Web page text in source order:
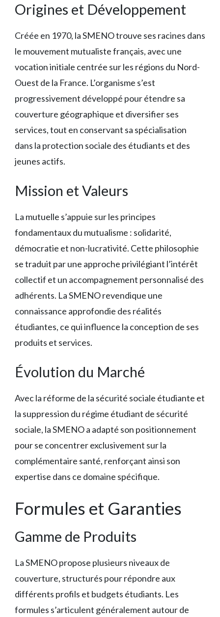
Origines et Développement
Créée en 1970, la SMENO trouve ses racines dans
le mouvement mutualiste français, avec une
vocation initiale centrée sur les régions du Nord-
Ouest de la France. L’organisme s’est
progressivement développé pour étendre sa
couverture géographique et diversifier ses
services, tout en conservant sa spécialisation
dans la protection sociale des étudiants et des
jeunes actifs.
Mission et Valeurs
La mutuelle s’appuie sur les principes
fondamentaux du mutualisme : solidarité,
démocratie et non-lucrativité. Cette philosophie
se traduit par une approche privilégiant l’intérêt
collectif et un accompagnement personnalisé des
adhérents. La SMENO revendique une
connaissance approfondie des réalités
étudiantes, ce qui influence la conception de ses
produits et services.
Évolution du Marché
Avec la réforme de la sécurité sociale étudiante et
la suppression du régime étudiant de sécurité
sociale, la SMENO a adapté son positionnement
pour se concentrer exclusivement sur la
complémentaire santé, renforçant ainsi son
expertise dans ce domaine spécifique.
Formules et Garanties
Gamme de Produits
La SMENO propose plusieurs niveaux de
couverture, structurés pour répondre aux
différents profils et budgets étudiants. Les
formules s’articulent généralement autour de